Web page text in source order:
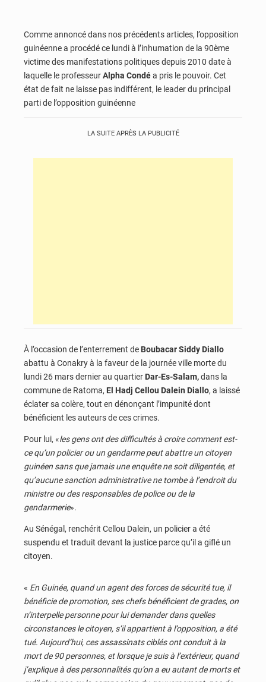
Comme annoncé dans nos précédents articles, l’opposition
guinéenne a procédé ce lundi à l’inhumation de la 90ème
victime des manifestations politiques depuis 2010 date à
laquelle le professeurAlpha Condéa pris le pouvoir. Cet
état de fait ne laisse pas indifférent, le leader du principal
parti de l’opposition guinéenne
LA SUITE APRÈS LA PUBLICITÉ
À l’occasion de l’enterrement de Boubacar Siddy Diallo
abattu à Conakry à la faveur de la journée ville morte du
lundi 26 mars dernier au quartier Dar-Es-Salam,dans la
commune de Ratoma, El Hadj Cellou Dalein Diallo, a laissé
éclater sa colère, tout en dénonçant l’impunité dont
bénéficient les auteurs de ces crimes.
Pour lui, «les gens ont des difficultés à croire comment est-
ce qu’un policier ou un gendarme peut abattre un citoyen
guinéen sans que jamais une enquête ne soit diligentée, et
qu’aucune sanction administrative ne tombe à l’endroit du
ministre ou des responsables de police ou de la
gendarmerie».
Au Sénégal, renchérit Cellou Dalein, un policier a été
suspendu et traduit devant la justice parce qu’il a giflé un
citoyen.
« En Guinée, quand un agent des forces de sécurité tue, il
bénéficie de promotion, ses chefs bénéficient de grades, on
n’interpelle personne pour lui demander dans quelles
circonstances le citoyen, s’il appartient à l’opposition, a été
tué. Aujourd’hui, ces assassinats ciblés ont conduit à la
mort de 90 personnes, et lorsque je suis à l’extérieur, quand
j’explique à des personnalités qu’on a eu autant de morts et